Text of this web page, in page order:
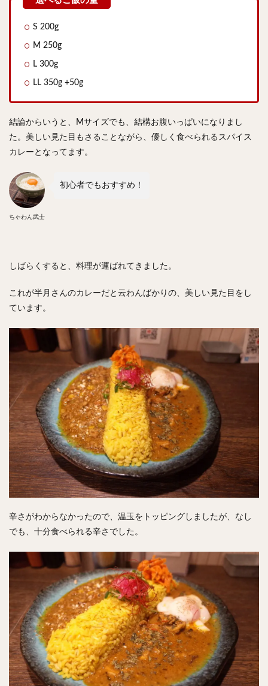
S 200g
M 250g
L 300g
LL 350g +50g
結論からいうと、Mサイズでも、結構お腹いっぱいになりまし
た。美しい見た目もさることながら、優しく食べられるスパイス
カレーとなってます。
ちゃわん武士
初心者でもおすすめ！
しばらくすると、料理が運ばれてきました。
これが半月さんのカレーだと云わんばかりの、美しい見た目をし
ています。
辛さがわからなかったので、温玉をトッピングしましたが、なし
でも、十分食べられる辛さでした。